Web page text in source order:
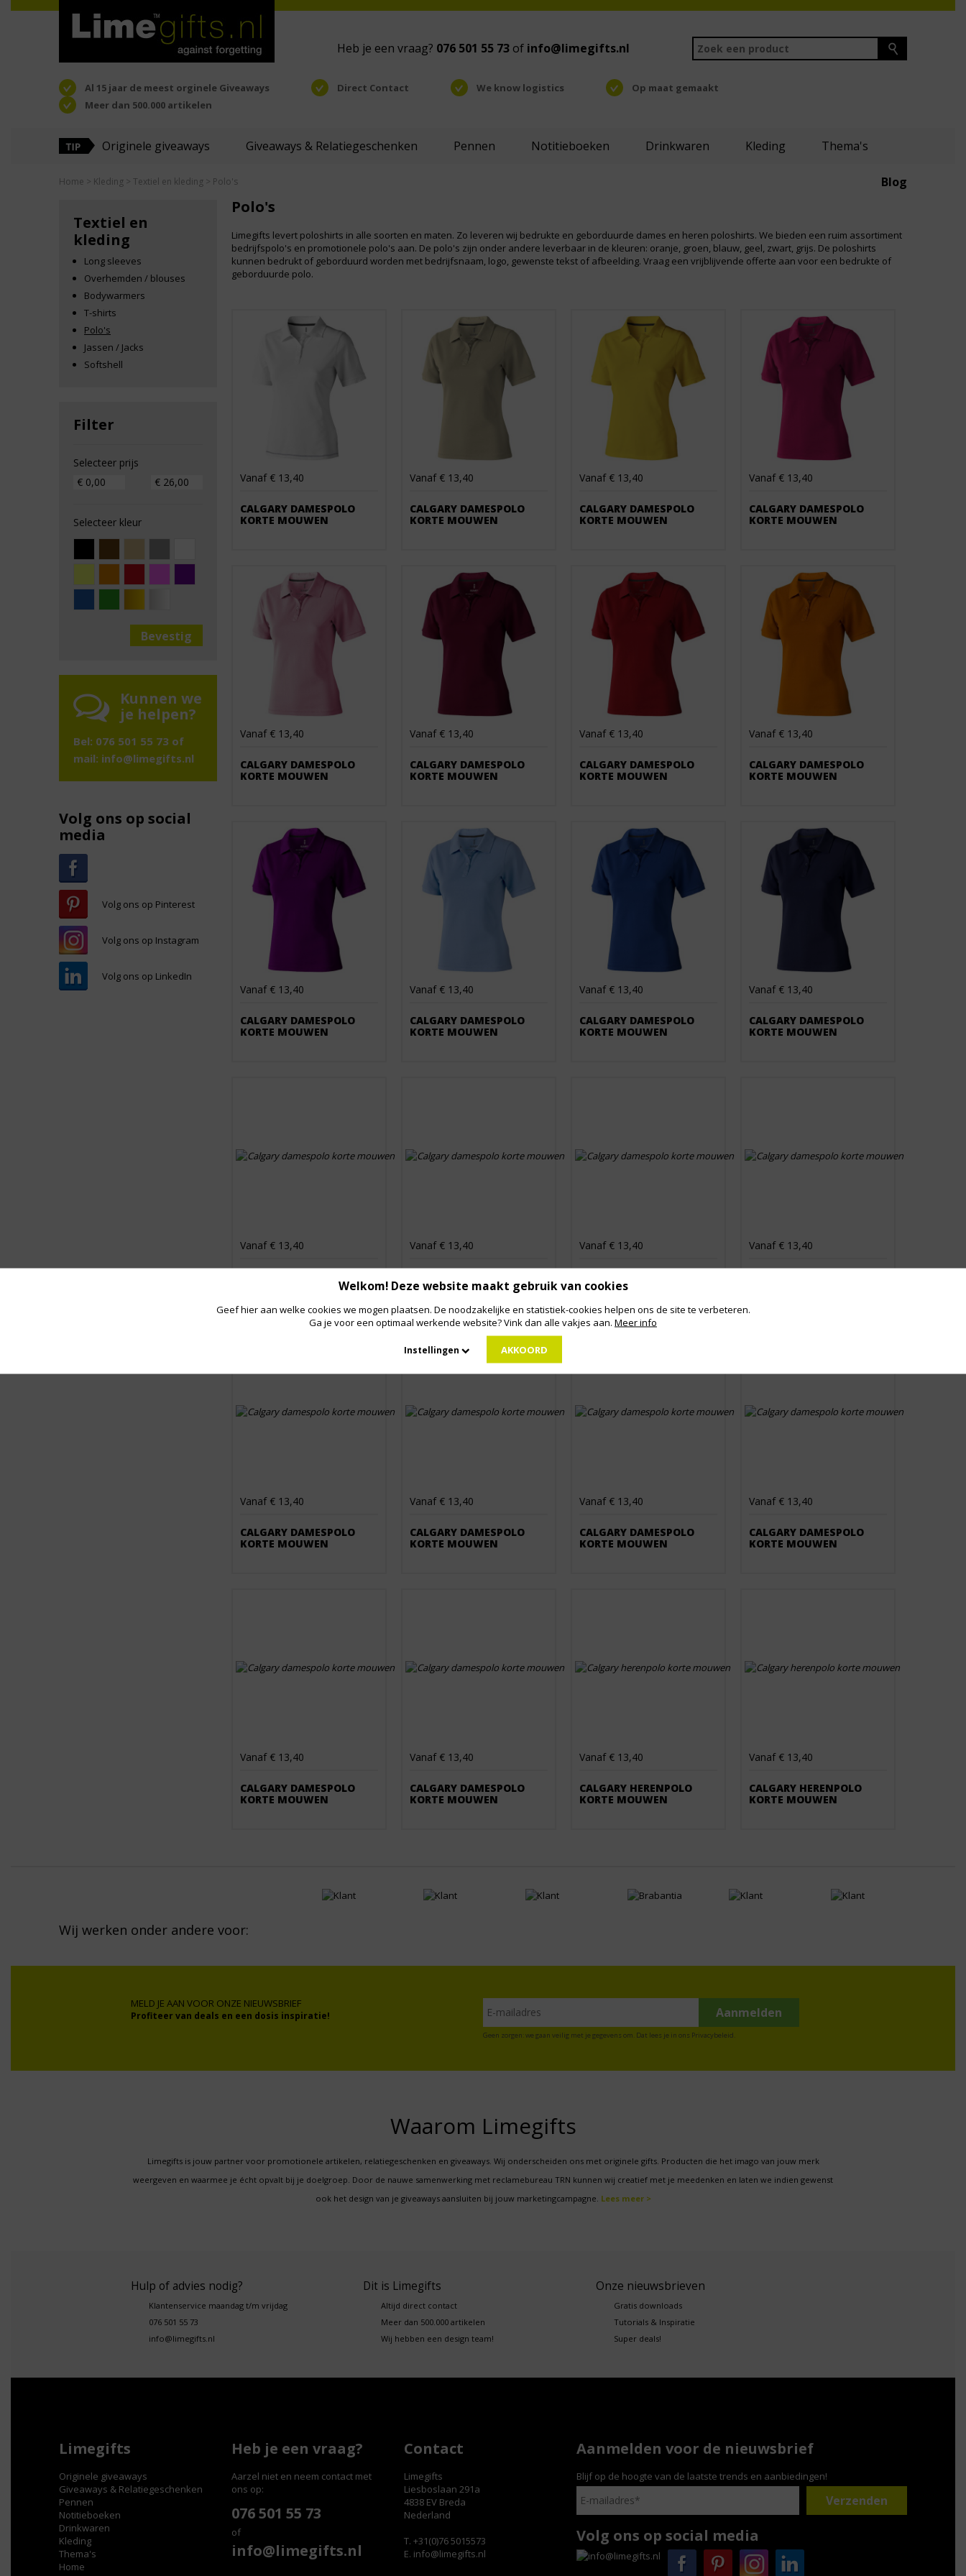
Heb je een vraag? 076 501 55 73of info@limegifts.nl
Al 15 jaar de meest orginele Giveaways Direct Contact We know logistics
Op maat gemaakt
Meer dan 500.000 artikelen
Originele giveaways Giveaways & Relatiegeschenken Pennen Notitieboeken Drinkwaren Kleding Thema's
Blog
Home > Kleding > Textiel en kleding > Polo's
Textiel en
kleding
Long sleeves
Overhemden / blouses
Bodywarmers
T-shirts
Polo's
Jassen / Jacks
Softshell
Filter
Selecteer prijs
Selecteer kleur
Kunnen we
je helpen?
Bel: 076 501 55 73 of
mail: info@limegifts.nl
Volg ons op social
media
Volg ons op Pinterest
Volg ons op Instagram
Volg ons op LinkedIn
Polo's
Limegifts levert poloshirts in alle soorten en maten. Zo leveren wij bedrukte en geborduurde dames en heren poloshirts. We bieden een ruim assortiment
bedrijfspolo's en promotionele polo's aan. De polo's zijn onder andere leverbaar in de kleuren: oranje, groen, blauw, geel, zwart, grijs. De poloshirts
kunnen bedrukt of geborduurd worden met bedrijfsnaam, logo, gewenste tekst of afbeelding. Vraag een vrijblijvende offerte aan voor een bedrukte of
geborduurde polo.
Vanaf € 13,40
CALGARY DAMESPOLO
KORTE MOUWEN
Vanaf € 13,40
CALGARY DAMESPOLO
KORTE MOUWEN
Vanaf € 13,40
CALGARY DAMESPOLO
KORTE MOUWEN
Vanaf € 13,40
CALGARY DAMESPOLO
KORTE MOUWEN
Vanaf € 13,40
CALGARY DAMESPOLO
KORTE MOUWEN
Vanaf € 13,40
CALGARY DAMESPOLO
KORTE MOUWEN
Vanaf € 13,40
CALGARY DAMESPOLO
KORTE MOUWEN
Vanaf € 13,40
CALGARY DAMESPOLO
KORTE MOUWEN
Vanaf € 13,40
CALGARY DAMESPOLO
KORTE MOUWEN
Vanaf € 13,40
CALGARY DAMESPOLO
KORTE MOUWEN
Vanaf € 13,40
CALGARY DAMESPOLO
KORTE MOUWEN
Vanaf € 13,40
CALGARY DAMESPOLO
KORTE MOUWEN
Vanaf € 13,40 Vanaf € 13,40
KORTE MOUWEN
Vanaf € 13,40
KORTE MOUWEN
Vanaf € 13,40
Vanaf € 13,40
CALGARY DAMESPOLO
KORTE MOUWEN
Vanaf € 13,40
CALGARY DAMESPOLO
KORTE MOUWEN
Vanaf € 13,40
CALGARY DAMESPOLO
KORTE MOUWEN
Vanaf € 13,40
CALGARY DAMESPOLO
KORTE MOUWEN
Vanaf € 13,40
CALGARY DAMESPOLO
KORTE MOUWEN
Vanaf € 13,40
CALGARY DAMESPOLO
KORTE MOUWEN
Vanaf € 13,40
CALGARY HERENPOLO
KORTE MOUWEN
Vanaf € 13,40
CALGARY HERENPOLO
KORTE MOUWEN
Wij werken onder andere voor:
MELD JE AAN VOOR ONZE NIEUWSBRIEF
Profiteer van deals en een dosis inspiratie!
Geen zorgen: we gaan veilig met je gegevens om. Dat lees je in ons Privacybeleid
Waarom Limegifts
Limegifts is jouw partner voor promotionele artikelen, relatiegeschenken en giveaways. Wij onderscheiden ons met originele gifts. Producten die het imago van jouw merk
weergeven en waarmee je écht opvalt bij je doelgroep. Door de nauwe samenwerking met reclamebureau TRN kunnen wij creatief met je meedenken en laten we indien gewenst
ook het design van je giveaways aansluiten bij jouw marketingcampagne. Lees meer >
Hulp of advies nodig?
Klantenservice maandag t/m vrijdag
076 501 55 73
info@limegifts.nl
Dit is Limegifts
Altijd direct contact
Meer dan 500.000 artikelen
Wij hebben een design team!
Onze nieuwsbrieven
Gratis downloads
Tutorials & Inspiratie
Super deals!
Limegifts
Originele giveaways
Giveaways & Relatiegeschenken
Pennen
Notitieboeken
Drinkwaren
Kleding
Thema's
Home
Heb je een vraag?
Aarzel niet en neem contact met
ons op:
076 501 55 73
of
info@limegifts.nl
Contact
Limegifts
Liesboslaan 291a
4838 EV Breda
Nederland
T. +31(0)76 5015573
E. info@limegifts.nl
Aanmelden voor de nieuwsbrief
Blijf op de hoogte van de laatste trends en aanbiedingen!
Volg ons op social media
Welkom! Deze website maakt gebruik van cookies
Geef hier aan welke cookies we mogen plaatsen. De noodzakelijke en statistiek-cookies helpen ons de site te verbeteren.
Ga je voor een optimaal werkende website? Vink dan alle vakjes aan. Meer info
Instellingen AKKOORD